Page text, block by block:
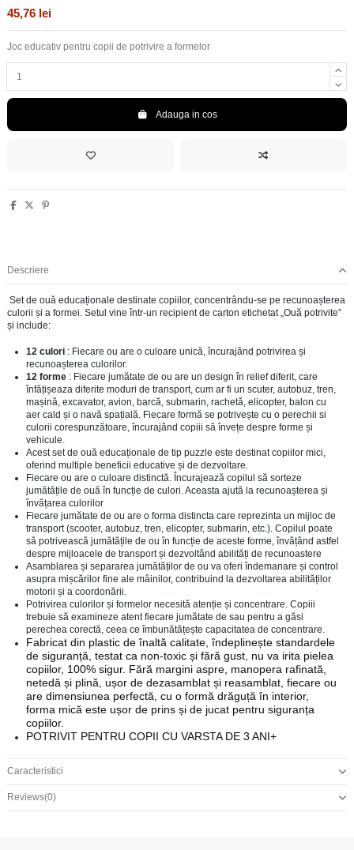
45,76 lei
Joc educativ pentru copii de potrivire a formelor
Adauga in cos
Descriere
Set de ouă educaționale destinate copiilor, concentrându-se pe recunoașterea
culorii și a formei. Setul vine într-un recipient de carton etichetat „Ouă potrivite”
și include:
12 culori : Fiecare ou are o culoare unică, încurajând potrivirea și
recunoașterea culorilor.
12 forme : Fiecare jumătate de ou are un design în relief diferit, care
înfățișeaza diferite moduri de transport, cum ar fi un scuter, autobuz, tren,
mașină, excavator, avion, barcă, submarin, rachetă, elicopter, balon cu
aer cald și o navă spațială. Fiecare formă se potrivește cu o perechii si
culorii corespunzătoare, încurajând copiii să învețe despre forme și
vehicule.
Acest set de ouă educaționale de tip puzzle este destinat copiilor mici,
oferind multiple beneficii educative și de dezvoltare.
Fiecare ou are o culoare distinctă. Încurajează copilul să sorteze
jumătățile de ouă în funcție de culori. Aceasta ajută la recunoașterea și
învățarea culorilor
Fiecare jumătate de ou are o forma distincta care reprezinta un mijloc de
transport (scooter, autobuz, tren, elicopter, submarin, etc.). Copilul poate
să potrivească jumătățile de ou în funcție de aceste forme, învățând astfel
despre mijloacele de transport și dezvoltând abilități de recunoastere
Asamblarea și separarea jumătăților de ou va oferi îndemanare și control
asupra mișcărilor fine ale mâinilor, contribuind la dezvoltarea abilităților
motorii și a coordonării.
Potrivirea culorilor și formelor necesită atenție și concentrare. Copiii
trebuie să examineze atent fiecare jumătate de sau pentru a găsi
perechea corectă, ceea ce îmbunătățește capacitatea de concentrare.
Fabricat din plastic de înaltă calitate, îndeplinește standardele
de siguranță, testat ca non-toxic și fără gust, nu va irita pielea
copiilor, 100% sigur. Fără margini aspre, manopera rafinată,
netedă și plină, ușor de dezasamblat și reasamblat, fiecare ou
are dimensiunea perfectă, cu o formă drăguță în interior,
forma mică este ușor de prins și de jucat pentru siguranța
copiilor.
POTRIVIT PENTRU COPII CU VARSTA DE 3 ANI+
Caracteristici
Reviews(0)